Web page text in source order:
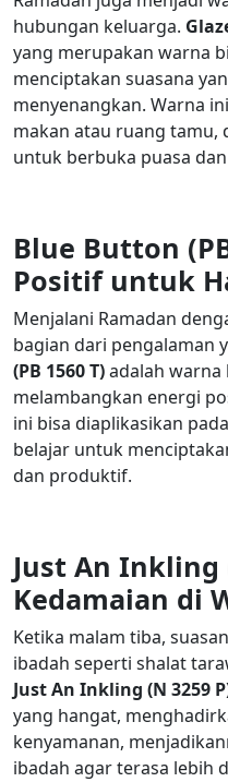
hubungan keluarga.
yang merupakan warna
menciptakan suasana
menyenangkan. Warna
makan atau ruang tamu,
untuk berbuka puasa
Blue Button
Positif untuk
Menjalani Ramadan
bagian dari pengalaman
(PB 1560 T)adalah
melambangkan energi
ini bisa diaplikasikan
belajar untuk
dan produktif.
Just An Inkling
Kedamaian di
Ketika malam tiba,
ibadah seperti shalat
Just An Inkling (N 3259
yang hangat,
kenyamanan,
ibadah agar terasa lebih